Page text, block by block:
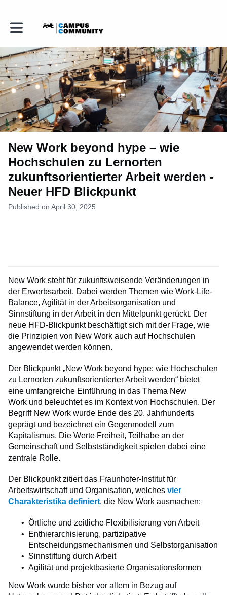
Toggle main navigation
New Work beyond hype – wie
Hochschulen zu Lernorten
zukunftsorientierter Arbeit werden -
Neuer HFD Blickpunkt
Published on April 30, 2025
New Work steht für zukunftsweisende Veränderungen in
der Erwerbsarbeit. Dabei werden Themen wie Work-Life-
Balance, Agilität in der Arbeitsorganisation und
Sinnstiftung in der Arbeit in den Mittelpunkt gerückt. Der
neue HFD-Blickpunkt beschäftigt sich mit der Frage, wie
die Prinzipien von New Work auch auf Hochschulen
angewendet werden können.
Der Blickpunkt „New Work beyond hype: wie Hochschulen
zu Lernorten zukunftsorientierter Arbeit werden“ bietet
eine umfangreiche Einführung in das Thema New
Work und beleuchtet es im Kontext von Hochschulen. Der
Begriff New Work wurde Ende des 20. Jahrhunderts
geprägt und bezeichnet ein Gegenmodell zum
Kapitalismus. Die Werte Freiheit, Teilhabe an der
Gemeinschaft und Selbstständigkeit spielen dabei eine
zentrale Rolle.
Der Blickpunkt zitiert das Fraunhofer-Institut für
Arbeitswirtschaft und Organisation, welches vier
Charakteristika definiert, die New Work ausmachen:
Örtliche und zeitliche Flexibilisierung von Arbeit
Enthierarchisierung, partizipative
Entscheidungsmechanismen und Selbstorganisation
Sinnstiftung durch Arbeit
Agilität und projektbasierte Organisationsformen
New Work wurde bisher vor allem in Bezug auf